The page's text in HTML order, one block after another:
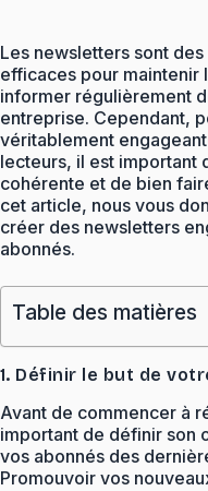
Les newsletters sont
efficaces pour maintenir
informer régulièrement
entreprise. Cependant,
véritablement
lecteurs, il est important
cohérente et de bien
cet article, nous vous
créer des newsletters
abonnés.
Table des matières
1. Définir le but de
Avant de commencer à
important de définir son
vos abonnés des
Promouvoir vos